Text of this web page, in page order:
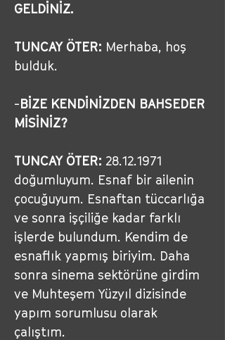
GELDİNİZ.
TUNCAY ÖTER: Merhaba, hoş
bulduk.
-BİZE KENDİNİZDEN BAHSEDER
MİSİNİZ?
TUNCAY ÖTER: 28.12.1971
doğumluyum. Esnaf bir ailenin
çocuğuyum. Esnaftan tüccarlığa
ve sonra işçiliğe kadar farklı
işlerde bulundum. Kendim de
esnaflık yapmış biriyim. Daha
sonra sinema sektörüne girdim
ve Muhteşem Yüzyıl dizisinde
yapım sorumlusu olarak
çalıştım.